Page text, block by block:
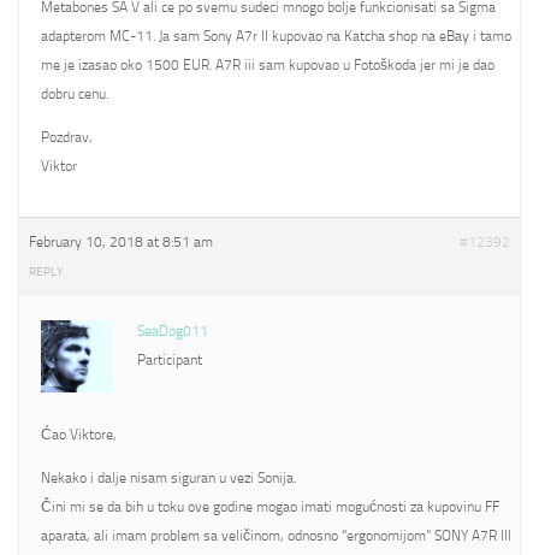
Metabones SA V ali ce po svemu sudeci mnogo bolje funkcionisati sa Sigma
adapterom MC-11. Ja sam Sony A7r II kupovao na Katcha shop na eBay i tamo
me je izasao oko 1500 EUR. A7R iii sam kupovao u Fotoškoda jer mi je dao
dobru cenu.
Pozdrav,
Viktor
February 10, 2018 at 8:51 am #12392
REPLY
SeaDog011
Participant
Ćao Viktore,
Nekako i dalje nisam siguran u vezi Sonija.
Čini mi se da bih u toku ove godine mogao imati mogućnosti za kupovinu FF
aparata, ali imam problem sa veličinom, odnosno “ergonomijom” SONY A7R III